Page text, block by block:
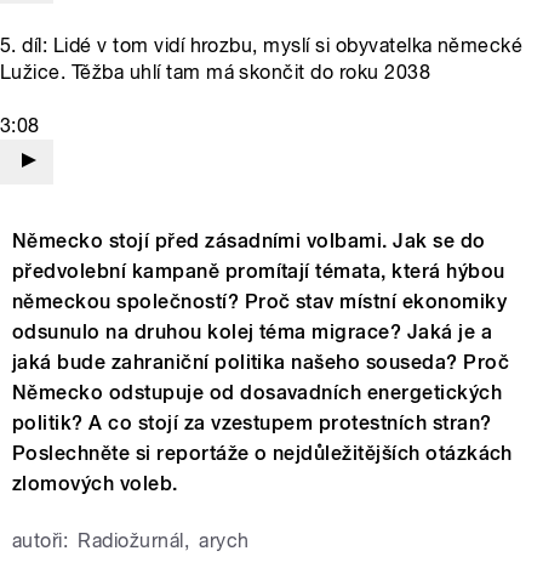
5. díl: Lidé v tom vidí hrozbu, myslí si obyvatelka německé
Lužice. Těžba uhlí tam má skončit do roku 2038
3:08
Německo stojí před zásadními volbami. Jak se do
předvolební kampaně promítají témata, která hýbou
německou společností? Proč stav místní ekonomiky
odsunulo na druhou kolej téma migrace? Jaká je a
jaká bude zahraniční politika našeho souseda? Proč
Německo odstupuje od dosavadních energetických
politik? A co stojí za vzestupem protestních stran?
Poslechněte si reportáže o nejdůležitějších otázkách
zlomových voleb.
autoři: Radiožurnál, arych